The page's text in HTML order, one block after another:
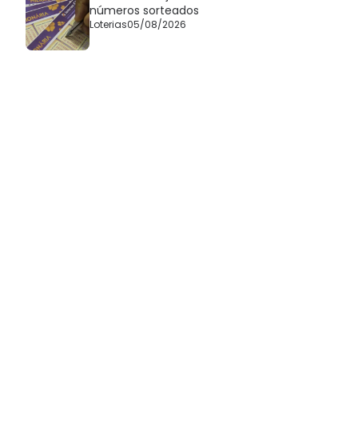
números sorteados
Loterias05/08/2026